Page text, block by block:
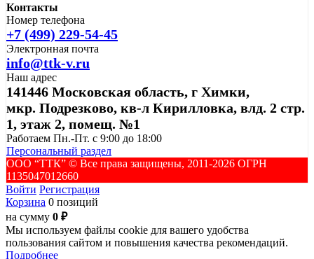
Контакты
Номер телефона
+7 (499) 229-54-45
Электронная почта
info@ttk-v.ru
Наш адрес
141446 Московская область, г Химки,
мкр. Подрезково, кв-л Кирилловка, влд. 2 стр.
1, этаж 2, помещ. №1
Работаем Пн.-Пт. с 9:00 до 18:00
Персональный раздел
ООО “ТТК” ©️ Все права защищены, 2011-2026 ОГРН
1135047012660
Войти Регистрация
Корзина 0 позиций
на сумму 0 ₽
Мы используем файлы cookie для вашего удобства
пользования сайтом и повышения качества рекомендаций.
Подробнее